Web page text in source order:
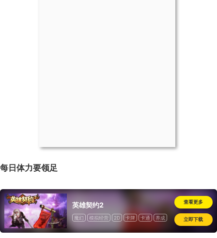
每日体力要领足
英雄契约2
魔幻 模拟经营 2D 卡牌 卡通
养成
查看更多
立即下载